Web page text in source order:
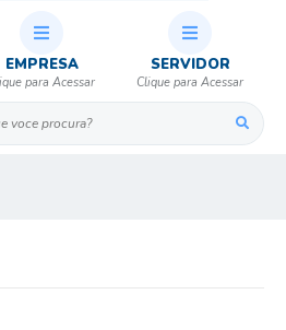
EMPRESA SERVIDOR